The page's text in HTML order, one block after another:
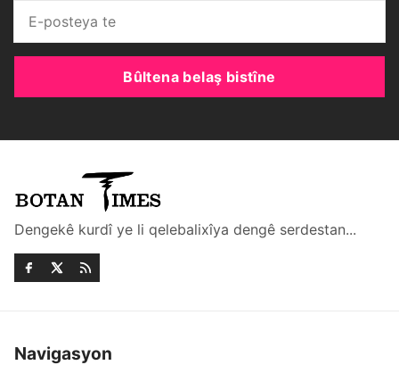
Bûltena belaş bistîne
Dengekê kurdî ye li qelebalixîya dengê serdestan...
Navigasyon